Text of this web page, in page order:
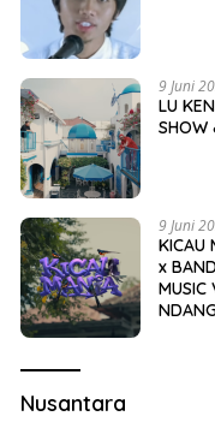
9 Juni
LU
SHOW
9 Juni
KICAU
x
MUSIC
Nusantara